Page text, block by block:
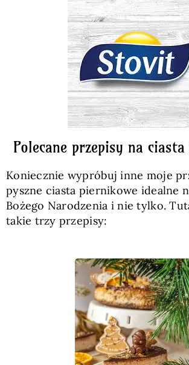
Polecane przepisy na
Koniecznie wypróbuj inne moje
pyszne ciasta piernikowe idealne
Bożego Narodzenia i nie tylko.
takie trzy przepisy: